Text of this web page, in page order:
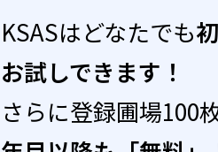
KSASはどなたでも
お試しできます！
さらに登録圃場100